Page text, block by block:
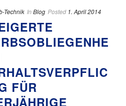
Technik In Blog Posted 1. April 2014
FÜR